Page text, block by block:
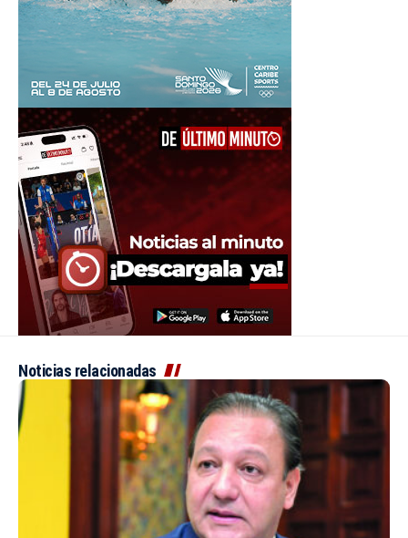
Noticias relacionadas